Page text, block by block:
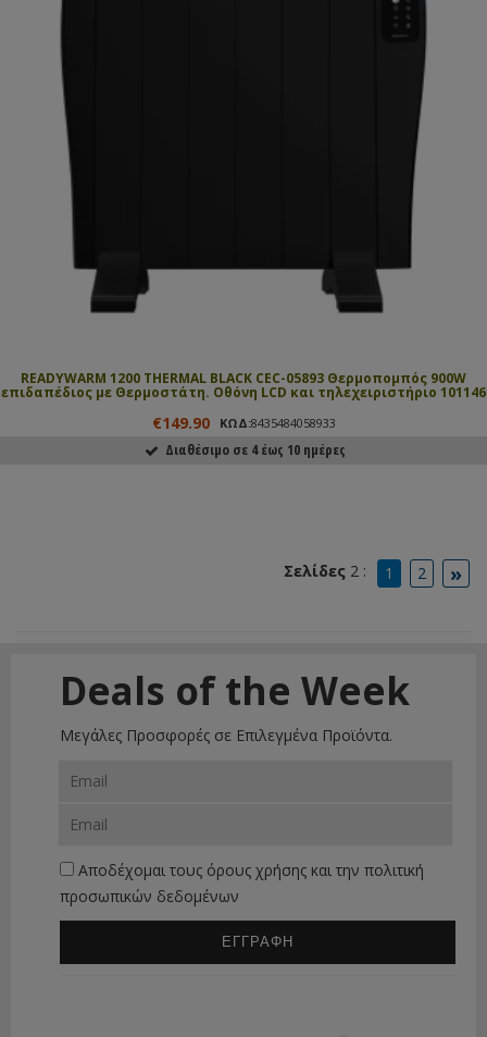
READYWARM 1200 THERMAL BLACK CEC-05893 Θερμοπομπός 900W
επιδαπέδιος με Θερμοστάτη. Οθόνη LCD και τηλεχειριστήριο 101146
€149.90 ΚΩΔ:8435484058933
Διαθέσιμο σε 4 έως 10 ημέρες
Σελίδες 2 : 1 2 »
Deals of the Week
Μεγάλες Προσφορές σε Επιλεγμένα Προϊόντα.
Αποδέχομαι τους όρους χρήσης και την πολιτική
προσωπικών δεδομένων
ΕΓΓΡΑΦΗ